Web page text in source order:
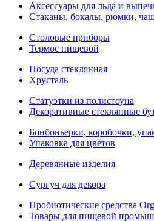
Аксессуары для льда и
Стаканы, бокалы, рюмки,
Столовые приборы
Термос пищевой
Посуда стеклянная
Хрусталь
Статуэтки из полистоуна
Декоративные стеклянные
Бонбоньерки, коробочки,
Упаковка для цветов
Деревянные изделия
Сургуч для декора
Пробиотические средства
Товары для пищевой